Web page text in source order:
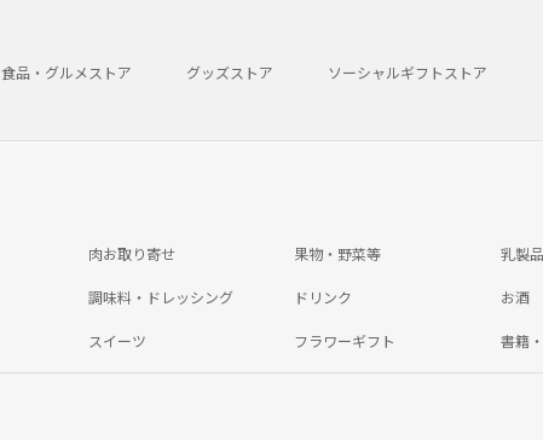
食品・グルメストア グッズストア ソーシャルギフトストア
肉お取り寄せ 果物・野菜等 乳製品
調味料・ドレッシング ドリンク お酒
スイーツ フラワーギフト 書籍